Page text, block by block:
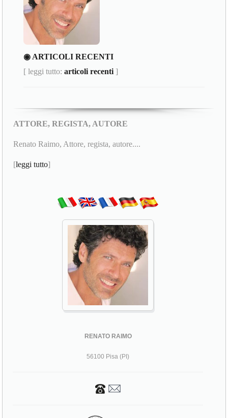
◉ ARTICOLI RECENTI
[ leggi tutto:articoli recenti ]
ATTORE, REGISTA, AUTORE
Renato Raimo, Attore, regista, autore....
[leggi tutto]
RENATO RAIMO
56100 Pisa (PI)